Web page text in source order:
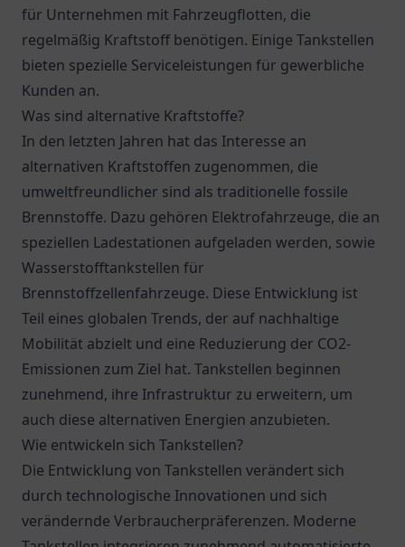
für Unternehmen mit Fahrzeugflotten, die
regelmäßig Kraftstoff benötigen. Einige Tankstellen
bieten spezielle Serviceleistungen für gewerbliche
Kunden an.
Was sind alternative Kraftstoffe?
In den letzten Jahren hat das Interesse an
alternativen Kraftstoffen zugenommen, die
umweltfreundlicher sind als traditionelle fossile
Brennstoffe. Dazu gehören Elektrofahrzeuge, die an
speziellen Ladestationen aufgeladen werden, sowie
Wasserstofftankstellen für
Brennstoffzellenfahrzeuge. Diese Entwicklung ist
Teil eines globalen Trends, der auf nachhaltige
Mobilität abzielt und eine Reduzierung der CO2-
Emissionen zum Ziel hat. Tankstellen beginnen
zunehmend, ihre Infrastruktur zu erweitern, um
auch diese alternativen Energien anzubieten.
Wie entwickeln sich Tankstellen?
Die Entwicklung von Tankstellen verändert sich
durch technologische Innovationen und sich
verändernde Verbraucherpräferenzen. Moderne